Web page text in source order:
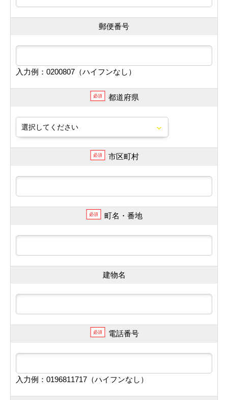
郵便番号
入力例：0200807（ハイフンなし）
必須 都道府県
必須 市区町村
必須 町名・番地
建物名
必須 電話番号
入力例：0196811717（ハイフンなし）